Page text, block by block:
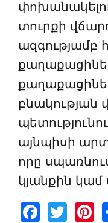
տուրքի
ազգությամբ
բնակության
այնպիսի
որը
կյանքին կամ